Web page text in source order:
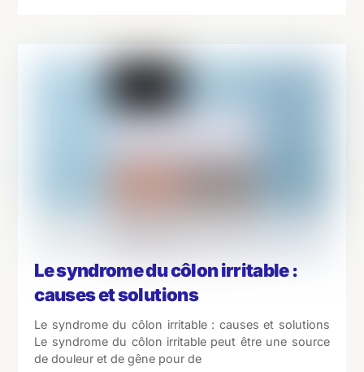
Le syndrome du côlon irritable :
causes et solutions
Le syndrome du côlon irritable : causes et solutions
Le syndrome du côlon irritable peut être une source
de douleur et de gêne pour de